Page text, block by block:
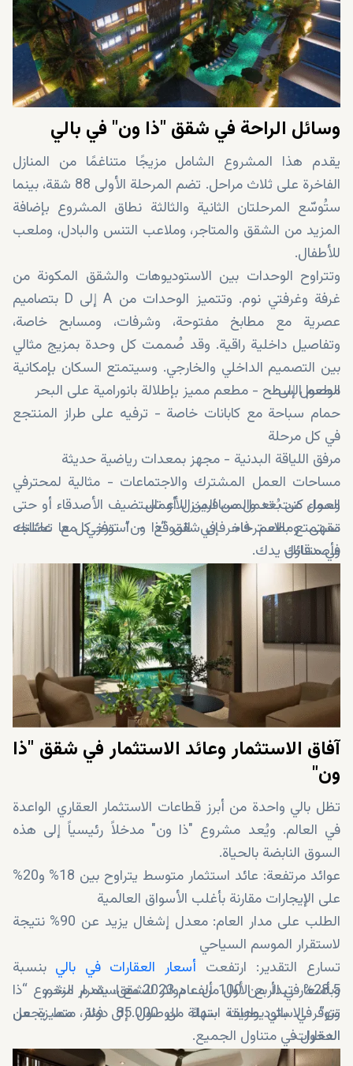
وسائل الراحة في شقق "ذا ون" في بالي
يقدم هذا المشروع الشامل مزيجًا متناغمًا من المنازل
الفاخرة على ثلاث مراحل. تضم المرحلة الأولى 88 شقة، بينما
ستُوسّع المرحلتان الثانية والثالثة نطاق المشروع بإضافة
المزيد من الشقق والمتاجر، وملاعب التنس والبادل، وملعب
للأطفال.
وتتراوح الوحدات بين الاستوديوهات والشقق المكونة من
غرفة وغرفتي نوم. وتتميز الوحدات من A إلى D بتصاميم
عصرية مع مطابخ مفتوحة، وشرفات، ومسابح خاصة،
وتفاصيل داخلية راقية. وقد صُممت كل وحدة بمزيج مثالي
بين التصميم الداخلي والخارجي. وسيتمتع السكان بإمكانية
الوصول إلى:
مطعم السطح - مطعم مميز بإطلالة بانورامية على البحر
حمام سباحة مع كابانات خاصة - ترفيه على طراز المنتجع
في كل مرحلة
مرفق اللياقة البدنية - مجهز بمعدات رياضية حديثة
مساحات العمل المشترك والاجتماعات - مثالية لمحترفي
العمل عن بُعد والمسافرين للأعمال
مقهى ومطعم فاخر في الموقع - استرخي مع عائلتك
وأصدقائك
الردهة الرئيسية والكونسيرج - لخدمتك على مدار اليوم
وسواء كنت تعمل من المنزل أو تستضيف الأصدقاء أو حتى
تستمتع بالاسترخاء، فإن شقق “ذا ون” توفر كل ما تحتاجه
في متناول يدك.
آفاق الاستثمار وعائد الاستثمار في شقق "ذا
ون"
تظل بالي واحدة من أبرز قطاعات الاستثمار العقاري الواعدة
في العالم. ويُعد مشروع "ذا ون" مدخلاً رئيسياً إلى هذه
السوق النابضة بالحياة.
عوائد مرتفعة: عائد استثمار متوسط يتراوح بين 18% و20%
على الإيجارات مقارنة بأغلب الأسواق العالمية
الطلب على مدار العام: معدل إشغال يزيد عن 90% نتيجة
لاستقرار الموسم السياحي
تسارع التقدير: ارتفعت أسعار العقارات في بالي بنسبة
28.5% في الربع الأول من عام 2023 مع استمرار الزخم
تتوفر الاستوديوهات ابتداءً من 85.000 دولار، مما يجعل
الدخول في متناول الجميع.
الزيادات في الإيجارات: ترتفع الإيجارات بنسبة 15-20% كل
وبأسعار تبدأ من 100 ألف دولار للشقق، يقدم مشروع “ذا
ون” في بالي طريقة سهلة للوصول إلى فئة متميزة من
العقارات.